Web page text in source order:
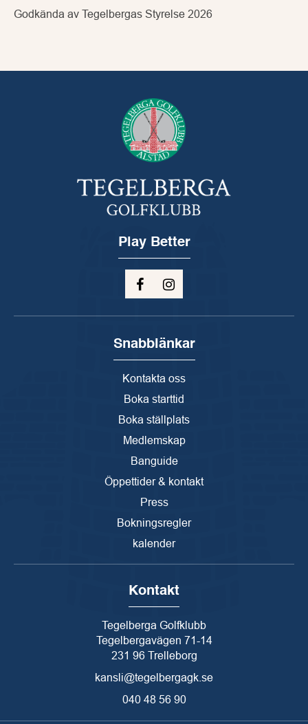
Godkända av Tegelbergas Styrelse 2026
Snabblänkar
Kontakta oss
Boka starttid
Boka ställplats
Medlemskap
Banguide
Öppettider & kontakt
Press
Bokningsregler
kalender
Play Better
Kontakt
Tegelberga Golfklubb
Tegelbergavägen 71-14
231 96 Trelleborg
kansli@tegelbergagk.se
040 48 56 90